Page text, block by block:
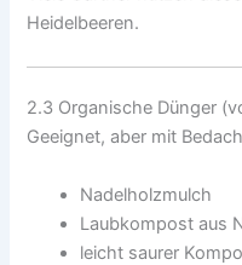
Heidelbeeren.
2.3 Organische Dünger
Geeignet, aber mit
Nadelholzmulch
Laubkompost aus
leicht saurer